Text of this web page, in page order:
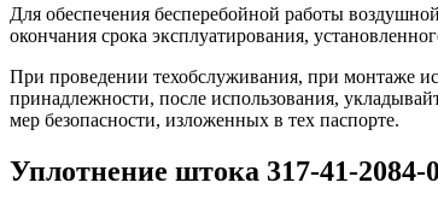
Для обеспечения бесперебойной работы
окончания срока эксплуатирования,
При проведении техобслуживания, при монтаже
принадлежности, после использования,
мер безопасности, изложенных в тех паспорте.
Уплотнение штока 317-41-2084-